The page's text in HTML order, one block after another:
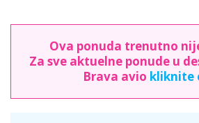
Ova ponuda trenutno
Za sve aktuelne ponude u
Brava avio kliknite